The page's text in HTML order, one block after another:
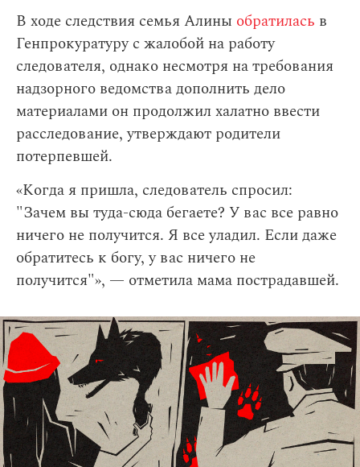
В ходе следствия семья Алины обратилась в
Генпрокуратуру с жалобой на работу
следователя, однако несмотря на требования
надзорного ведомства дополнить дело
материалами он продолжил халатно ввести
расследование, утверждают родители
потерпевшей.
«Когда я пришла, следователь спросил:
"Зачем вы туда-сюда бегаете? У вас все равно
ничего не получится. Я все уладил. Если даже
обратитесь к богу, у вас ничего не
получится"», — отметила мама пострадавшей.